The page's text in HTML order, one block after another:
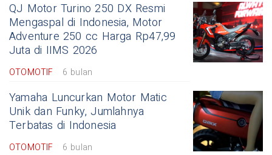
QJ Motor Turino 250 DX Resmi
Mengaspal di Indonesia, Motor
Adventure 250 cc Harga Rp47,99
Juta di IIMS 2026
OTOMOTIF 6 bulan
Yamaha Luncurkan Motor Matic
Unik dan Funky, Jumlahnya
Terbatas di Indonesia
OTOMOTIF 6 bulan